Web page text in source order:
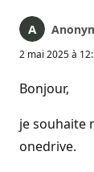
2 mai 2025 à
Bonjour,
je souhaite
onedrive.